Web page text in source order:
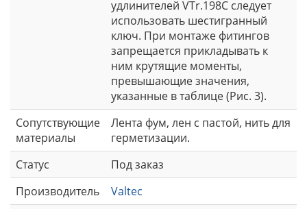
удлинителей VTr.198C следует
использовать шестигранный
ключ. При монтаже фитингов
запрещается прикладывать к
ним крутящие моменты,
превышающие значения,
указанные в таблице (Рис. 3).
Сопутствующие
материалы
Лента фум, лен с пастой, нить для
герметизации.
Статус
Под заказ
Производитель
Valtec